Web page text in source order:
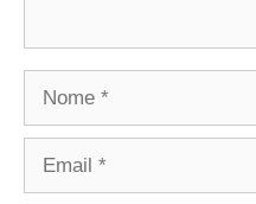
Nome
Email